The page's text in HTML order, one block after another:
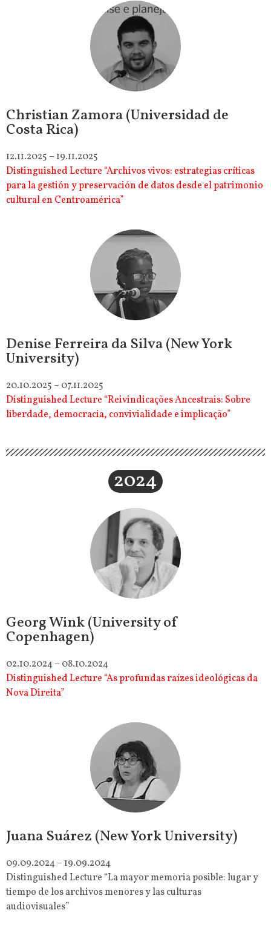
Christian Zamora (Universidad de
Costa Rica)
12.11.2025 – 19.11.2025
Distinguished Lecture “Archivos vivos: estrategias críticas
para la gestión y preservación de datos desde el patrimonio
cultural en Centroamérica”
Denise Ferreira da Silva (New York
University)
20.10.2025 – 07.11.2025
Distinguished Lecture “Reivindicações Ancestrais: Sobre
liberdade, democracia, convivialidade e implicação”
2024
Georg Wink (University of
Copenhagen)
02.10.2024 – 08.10.2024
Distinguished Lecture “As profundas raízes ideológicas da
Nova Direita”
Juana Suárez (New York University)
09.09.2024 – 19.09.2024
Distinguished Lecture “La mayor memoria posible: lugar y
tiempo de los archivos menores y las culturas
audiovisuales”